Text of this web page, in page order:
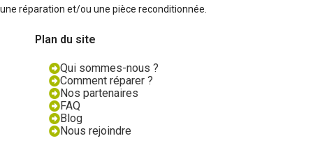
une réparation et/ou une pièce reconditionnée.
Plan du site
Qui sommes-nous ?
Comment réparer ?
Nos partenaires
FAQ
Blog
Nous rejoindre